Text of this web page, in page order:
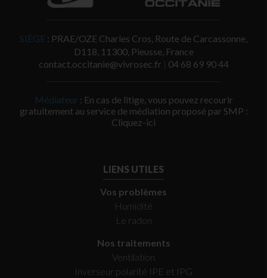
SIÈGE : PRAE/OZE Charles Cros, Route de Carcassonne,
D118, 11300, Pieusse, France
contact.occitanie@vivrosec.fr | ‭04 68 69 90 44‬
Médiateur : En cas de litige, vous pouvez recourir
gratuitement au service de médiation proposé par SMP :
Cliquez-ici
LIENS UTILES
Vos problèmes
Humidité
Le radon
Nos traitements
Ventilation
Inverseur polarité IPE et IPG